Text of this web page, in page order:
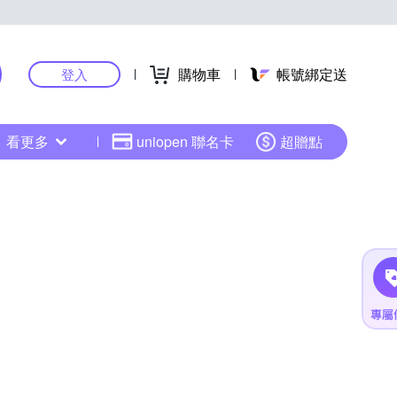
登入 購物車 帳號綁定送
看更多 uniopen 聯名卡 超贈點